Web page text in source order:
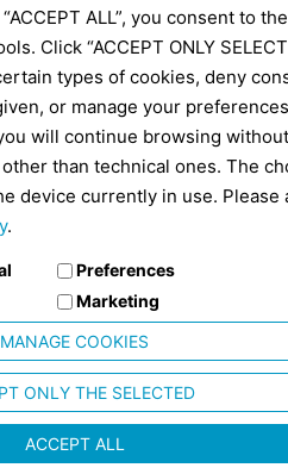
ALL”, you consent to
Click “ACCEPT ONLY
types of cookies, deny
or manage your
will continue browsing without
than technical ones. The
device currently in use. Please
.
Preferences
Marketing
MANAGE COOKIES
ONLY THE SELECTED
ACCEPT ALL